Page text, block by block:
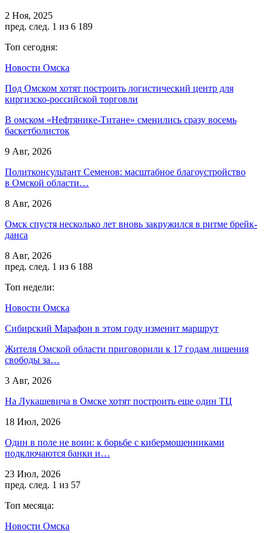
2 Ноя, 2025
пред. след. 1 из 6 189
Топ сегодня:
Новости Омска
Под Омском хотят построить логистический центр для
киргизско-российской торговли
В омском «Нефтянике-Титане» сменились сразу восемь
баскетболисток
9 Авг, 2026
Политконсультант Семенов: масштабное благоустройство
в Омской области…
8 Авг, 2026
Омск спустя несколько лет вновь закружился в ритме брейк-
данса
8 Авг, 2026
пред. след. 1 из 6 188
Топ недели:
Новости Омска
Сибирский Марафон в этом году изменит маршрут
Жителя Омской области приговорили к 17 годам лишения
свободы за…
3 Авг, 2026
На Лукашевича в Омске хотят построить еще один ТЦ
18 Июл, 2026
Один в поле не воин: к борьбе с кибермошенниками
подключаются банки и…
23 Июл, 2026
пред. след. 1 из 57
Топ месяца:
Новости Омска